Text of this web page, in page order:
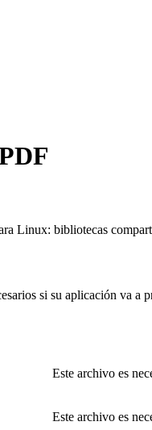
Linux: bibliotecas
si su aplicación va a
Este archivo es
Este archivo es